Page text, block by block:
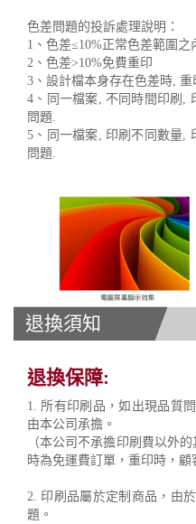
色差問題的投訴處理說明：
1、色差≤10%正常色差範圍
2、色差>10%免費重印
3、設計檔本身存在色差時,
4、同一檔案, 不同時間印刷,
問題.
5、同一檔案, 印刷不同數量,
問題.
退換須知
退換保障:
1. 所有印刷品，如出現品質
由本公司承擔。
（本公司不承擔印刷費以外
時為免運費訂單，重印時，顧
2. 印刷品屬於定制商品，由
題。